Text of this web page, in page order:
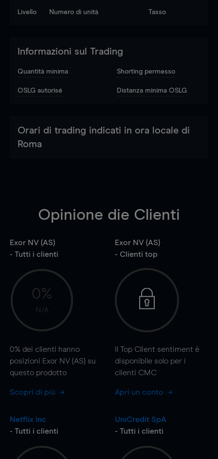
Livello Numero di unità Tasso
Informazioni sul Trading
Quantità minima Shorting permesso
OSLG autorisé Distanza minima OSLG
Orari di trading indicati in ora locale di
Roma
Opinione die Clienti
Exor NV (AS)
- Tutti i clienti
0%
N/A
0% dei clienti hanno
posizioni Exor NV (AS) su
questo prodotto
Scopri di più
Exor NV (AS)
- Clienti top
Il Top Client sentiment è
disponibile solo per i
clienti CMC
Apri un conto
Netflix Inc
- Tutti i clienti
UniCredit SpA
- Tutti i clienti